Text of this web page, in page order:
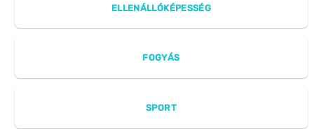
ELLENÁLLÓKÉPESSÉG
FOGYÁS
SPORT